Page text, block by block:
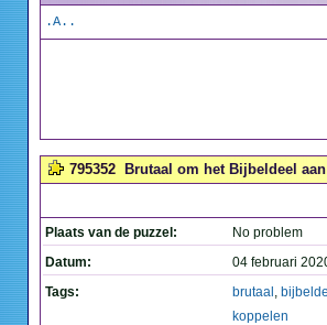
.A..
795352 Brutaal om het Bijbeldeel
Plaats van de puzzel:
No problem
Datum:
04 februari
Tags:
brutaal ,
koppelen